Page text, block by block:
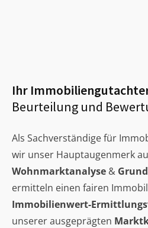
Ihr
Beurteilung und
Als Sachverständige für
wir unser Hauptaugenmerk
Wohnmarktanalyse &
ermitteln einen fairen
Immobilienwert-
unserer ausgeprägten